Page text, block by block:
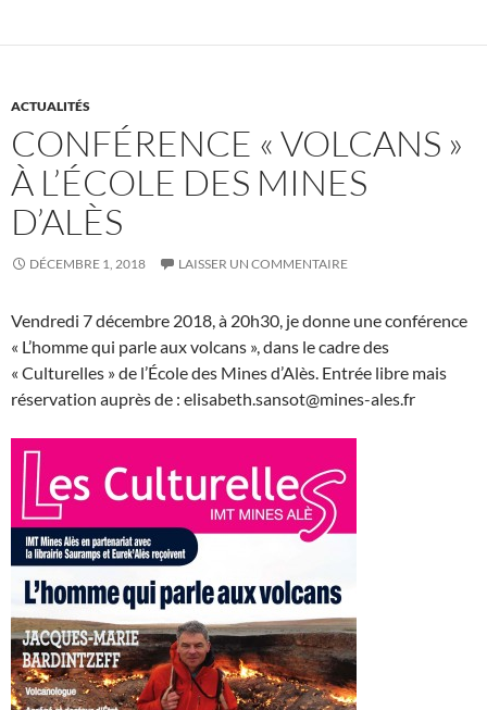
ACTUALITÉS
CONFÉRENCE « VOLCANS »
À L’ÉCOLE DES MINES
D’ALÈS
DÉCEMBRE 1, 2018 LAISSER UN COMMENTAIRE
Vendredi 7 décembre 2018, à 20h30, je donne une conférence
« L’homme qui parle aux volcans », dans le cadre des
« Culturelles » de l’École des Mines d’Alès. Entrée libre mais
réservation auprès de : elisabeth.sansot@mines-ales.fr